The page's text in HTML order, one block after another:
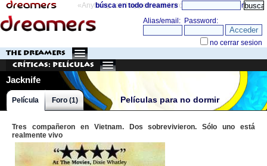
«Anything can happen and it probably will» directorio
búsca en todo dreamers
THE DREAMERS
Críticas: Películas
Jacknife
Películas para no dormir
Película Foro (1)
Tres compañeron en Vietnam. Dos sobrevivieron. Sólo uno está
realmente vivo